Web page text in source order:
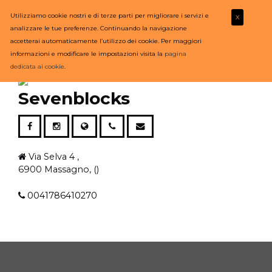
Sevenblocks
Via Selva 4 ,
6900 Massagno, ()
0041786410270
Utilizziamo cookie nostri e di terze parti per migliorare i servizi e
analizzare le tue preferenze. Continuando la navigazione
accetterai automaticamente l’utilizzo dei cookie. Per maggiori
informazioni e modificare le impostazioni visita la pagina
dedicata ai cookie.
X